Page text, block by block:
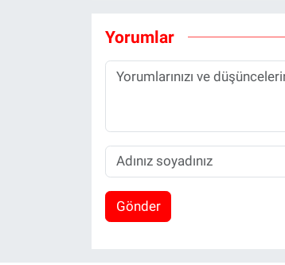
Yorumlar
Gönder